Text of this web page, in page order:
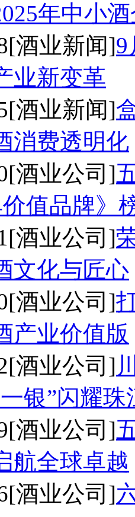
年中小
[酒业新闻]9
业新变革
[酒业新闻]
消费透明化
[酒业公司]
值品牌》
[酒业公司]
文化与匠心
[酒业公司]
产业价值版
[酒业公司]
银”闪耀珠
[酒业公司]
航全球卓越
[酒业公司]